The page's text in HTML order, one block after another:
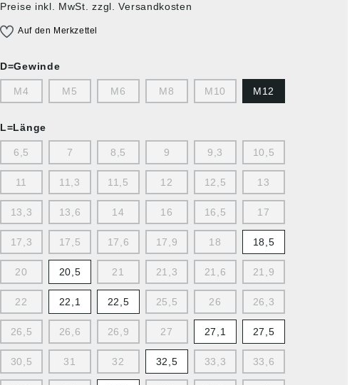
Preise inkl. MwSt. zzgl. Versandkosten
Auf den Merkzettel
D=Gewinde
M4 M5 M6 M8 M10 M12
L=Länge
6,5 7 8,5 9 9,3 10,5
11 11,3 11,5 12 12,5 13
13,3 13,6 14 16 16,5 17
17,3 17,5 17,6 17,9 18 18,5
20 20,5 21 21,3 21,6 21,9
22 22,1 22,5 25,5 26 26,3
26,5 26,6 26,9 27 27,1 27,5
30,5 31 32 32,5 33,3 33,6